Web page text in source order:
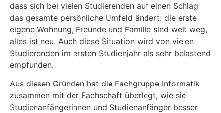
dass sich bei vielen Studierenden auf einen Schlag
das gesamte persönliche Umfeld ändert: die erste
eigene Wohnung, Freunde und Familie sind weit weg,
alles ist neu. Auch diese Situation wird von vielen
Studierenden im ersten Studienjahr als sehr belastend
empfunden.
Aus diesen Gründen hat die Fachgruppe Informatik
zusammen mit der Fachschaft überlegt, wie sie
Studienanfängerinnen und Studienanfänger besser